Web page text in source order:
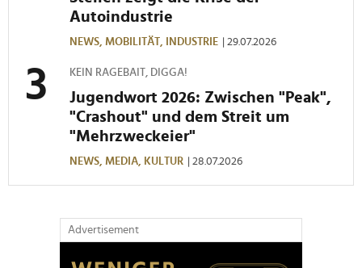
Autoindustrie
NEWS, MOBILITÄT, INDUSTRIE | 29.07.2026
KEIN RAGEBAIT, DIGGA!
Jugendwort 2026: Zwischen "Peak",
"Crashout" und dem Streit um
"Mehrzweckeier"
NEWS, MEDIA, KULTUR | 28.07.2026
Advertisement